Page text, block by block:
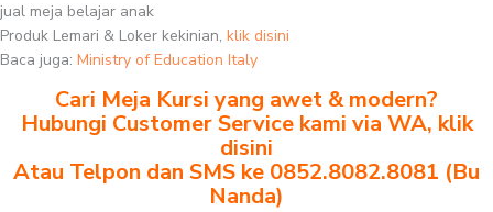
jual meja belajar anak
Produk Lemari & Loker kekinian, klik disini
Baca juga: Ministry of Education Italy
Cari Meja Kursi yang awet & modern?
Hubungi Customer Service kami via WA, klik
disini
Atau Telpon dan SMS ke 0852.8082.8081 (Bu
Nanda)